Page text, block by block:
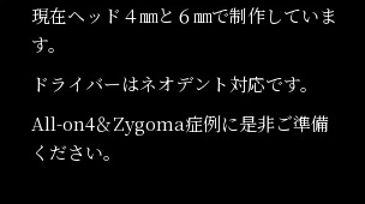
現在ヘッド４㎜と６㎜で制作していま
す。
ドライバーはネオデント対応です。
All-on4＆Zygoma症例に是非ご準備
ください。